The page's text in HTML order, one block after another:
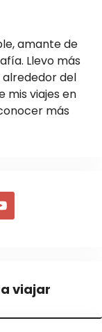
amante de
Llevo más
alrededor del
mis viajes en
más
viajar